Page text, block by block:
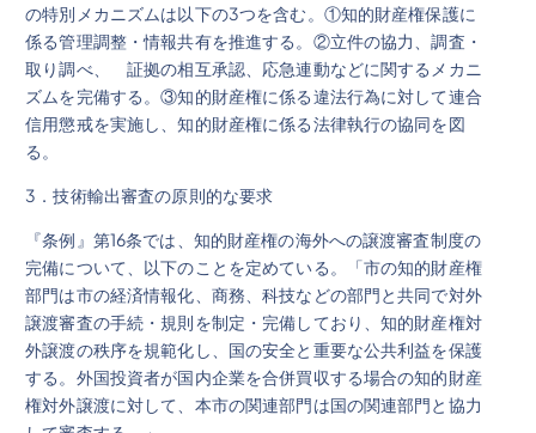
の特別メカニズムは以下の3つを含む。①知的財産権保護に
係る管理調整・情報共有を推進する。②立件の協力、調査・
取り調べ、 証拠の相互承認、応急連動などに関するメカニ
ズムを完備する。③知的財産権に係る違法行為に対して連合
信用懲戒を実施し、知的財産権に係る法律執行の協同を図
る。
3．技術輸出審査の原則的な要求
『条例』第16条では、知的財産権の海外への譲渡審査制度の
完備について、以下のことを定めている。「市の知的財産権
部門は市の経済情報化、商務、科技などの部門と共同で対外
譲渡審査の手続・規則を制定・完備しており、知的財産権対
外譲渡の秩序を規範化し、国の安全と重要な公共利益を保護
する。外国投資者が国内企業を合併買収する場合の知的財産
権対外譲渡に対して、本市の関連部門は国の関連部門と協力